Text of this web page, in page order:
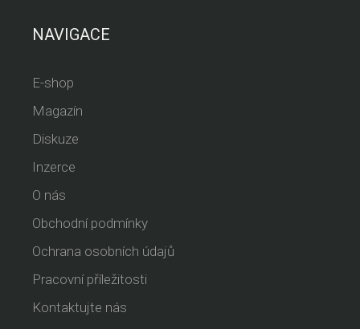
NAVIGACE
E-shop
Magazín
Diskuze
Inzerce
O nás
Obchodní podmínky
Ochrana osobních údajů
Pracovní příležitosti
Kontaktujte nás